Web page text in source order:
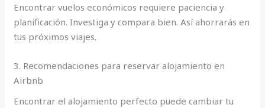
Encontrar vuelos económicos requiere paciencia y
planificación. Investiga y compara bien. Así ahorrarás en
tus próximos viajes.
3. Recomendaciones para reservar alojamiento en
Airbnb
Encontrar el alojamiento perfecto puede cambiar tu